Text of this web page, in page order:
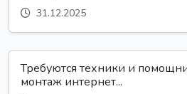
31.12.2025
Требуются техники и
монтаж интернет...